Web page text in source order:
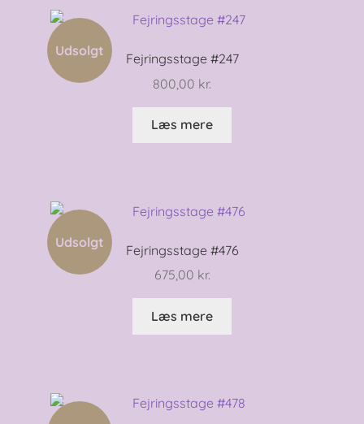
Fejringsstage #247
800,00 kr.
Læs mere
Udsolgt
Fejringsstage #476
675,00 kr.
Læs mere
Udsolgt